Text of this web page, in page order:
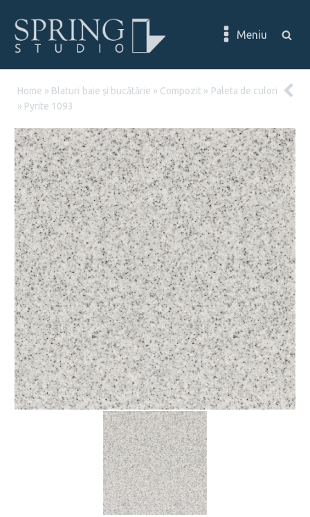
Meniu
Home » Blaturi baie și bucătărie » Compozit » Paleta de culori
» Pyrite 1093